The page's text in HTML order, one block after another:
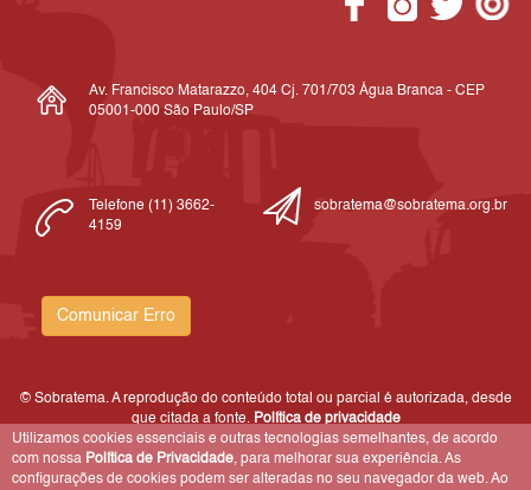
Av. Francisco Matarazzo, 404 Cj. 701/703 Água Branca - CEP
05001-000 São Paulo/SP
Telefone (11) 3662-
4159
sobratema@sobratema.org.br
Comunicar Erro
© Sobratema. A reprodução do conteúdo total ou parcial é autorizada, desde
que citada a fonte. Política de privacidade
Utilizamos cookies essenciais e outras tecnologias semelhantes, de acordo
com nossa Política de Privacidade, para melhorar sua experiência. As
configurações de cookies podem ser alteradas no seu navegador da web. Ao